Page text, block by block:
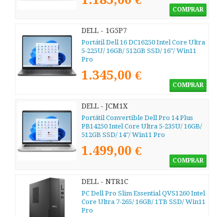
COMPRAR
DELL - 1G5P7
Portátil Dell 16 DC16250 Intel Core Ultra
5-225U/ 16GB/ 512GB SSD/ 16"/ Win11
Pro
1.345,00 €
COMPRAR
DELL - JCM1X
Portátil Convertible Dell Pro 14 Plus
PB14250 Intel Core Ultra 5-235U/ 16GB/
512GB SSD/ 14"/ Win11 Pro
1.499,00 €
COMPRAR
DELL - NTR1C
PC Dell Pro Slim Essential QVS1260 Intel
Core Ultra 7-265/ 16GB/ 1TB SSD/ Win11
Pro